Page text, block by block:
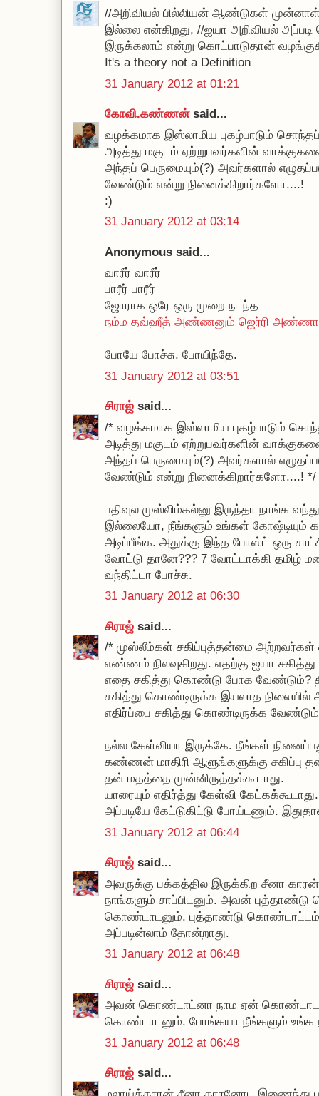
//அறிவியல் பில்லியன் ஆண்டுகள் முன்னாள்
இல்லை என்கிறது, //ஐயா அறிவியல்
இருக்கலாம் என்று கொட்பாடுதான்
It's a theory not a Definition
31 January 2012 at 01:21
கோவி.கண்ணன்said...
வழக்கமாக இஸ்லாமிய புகழ்பாடும் சொந்தப்
அடித்து மகுடம் ஏற்றுபவர்களின்
அந்தப் பெருமையும்(?) அவர்களால்
வேண்டும் என்று நினைக்கிறார்களோ....!
:)
31 January 2012 at 03:14
Anonymous said...
வாரீர் வாரீர்
பாரீர் பாரீர்
ஜோராக ஒரே ஒரு முறை நடந்த
நம்ம தவ்ஹீத் அண்ணனும் ஜெர்ரி
போயே போச்சு. போயிந்தே.
31 January 2012 at 03:51
சிராஜ் said...
/* வழக்கமாக இஸ்லாமிய புகழ்பாடும்
அடித்து மகுடம் ஏற்றுபவர்களின்
அந்தப் பெருமையும்(?) அவர்களால்
வேண்டும் என்று நினைக்கிறார்களோ....! */
பதிவுல முஸ்லிம்கல்னு இருந்தா நாங்க
இல்லையோ, நீங்களும் உங்கள் கோஷ்டியும்
அடிப்பீங்க. அதுக்கு இந்த போஸ்ட் ஒரு
வோட்டு தானே??? 7 வோட்டாக்கி தமிழ்
வந்திட்டா போச்சு.
31 January 2012 at 06:30
சிராஜ் said...
/* முஸ்லீம்கள் சகிப்புத்தன்மை அற்றவர்கள்
எண்ணம் நிலவுகிறது. எதற்கு ஐயா
எதை சகித்து கொண்டு போக வேண்டும்?
சகித்து கொண்டிருக்க இயலாத
எதிர்ப்பை சகித்து கொண்டிருக்க
நல்ல கேள்வியா இருக்கே. நீங்கள்
கண்ணன் மாதிரி ஆளுங்களுக்கு
தன் மதத்தை முன்னிருத்தக்கூடாது.
யாரையும் எதிர்த்து கேள்வி
அப்படியே கேட்டுகிட்டு போய்டணும்.
31 January 2012 at 06:44
சிராஜ் said...
அவருக்கு பக்கத்தில இருக்கிற சீனா காரன்
நாங்களும் சாப்பிடனும். அவன்
கொண்டாடனும். புத்தாண்டு
அப்படின்லாம் தோன்றாது.
31 January 2012 at 06:48
சிராஜ் said...
அவன் கொண்டாட்னா நாம ஏன்
கொண்டாடனும். போங்கயா நீங்களும் உங்க
31 January 2012 at 06:48
சிராஜ் said...